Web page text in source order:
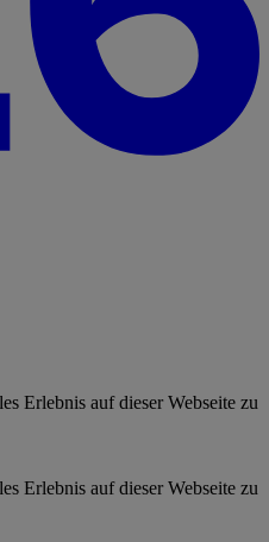
Erlebnis auf dieser Webseite zu
Erlebnis auf dieser Webseite zu